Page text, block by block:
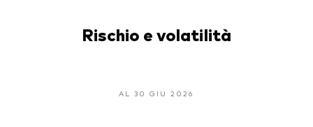
Rischio e volatilità
AL 30 GIU 2026